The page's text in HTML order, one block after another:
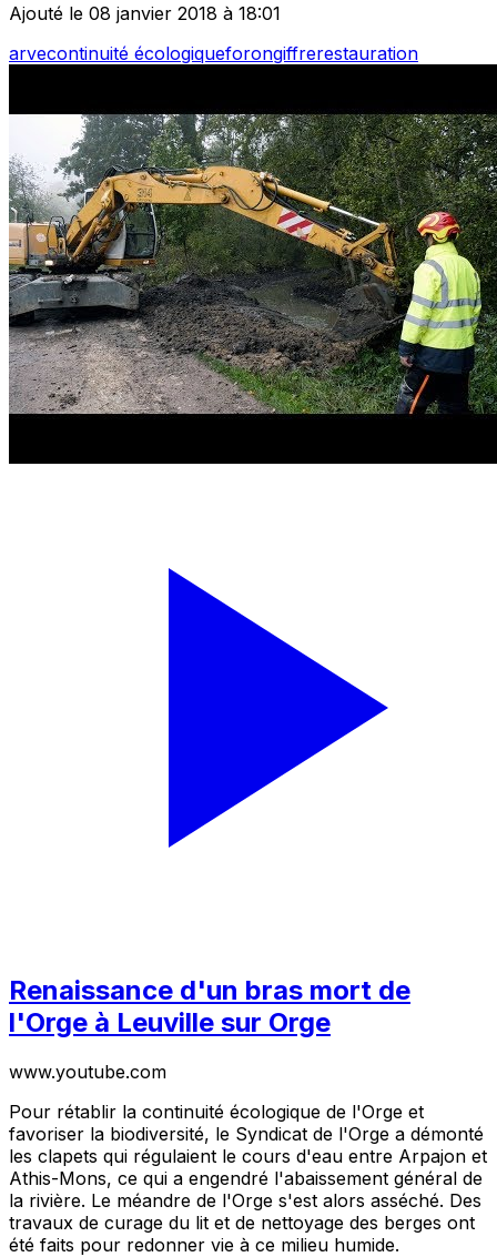
Ajouté le 08 janvier 2018 à 18:01
arvecontinuité écologiqueforongiffrerestauration
Renaissance d'un bras mort de
l'Orge à Leuville sur Orge
www.youtube.com
Pour rétablir la continuité écologique de l'Orge et
favoriser la biodiversité, le Syndicat de l'Orge a démonté
les clapets qui régulaient le cours d'eau entre Arpajon et
Athis-Mons, ce qui a engendré l'abaissement général de
la rivière. Le méandre de l'Orge s'est alors asséché. Des
travaux de curage du lit et de nettoyage des berges ont
été faits pour redonner vie à ce milieu humide.